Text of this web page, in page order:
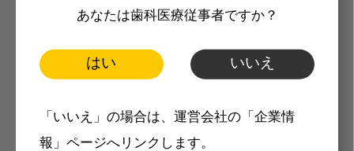
あなたは歯科医療従事者ですか？
はい いいえ
「いいえ」の場合は、運営会社の「企業情
報」ページへリンクします。
製品価格も閲覧可能